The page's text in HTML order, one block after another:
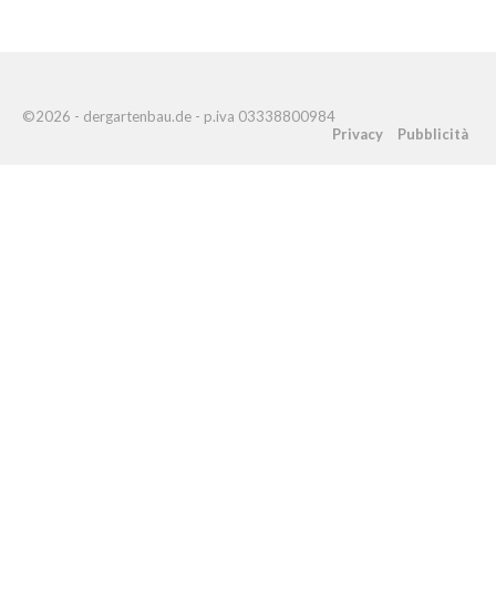
©2026 - dergartenbau.de - p.iva 03338800984
Privacy
Pubblicità